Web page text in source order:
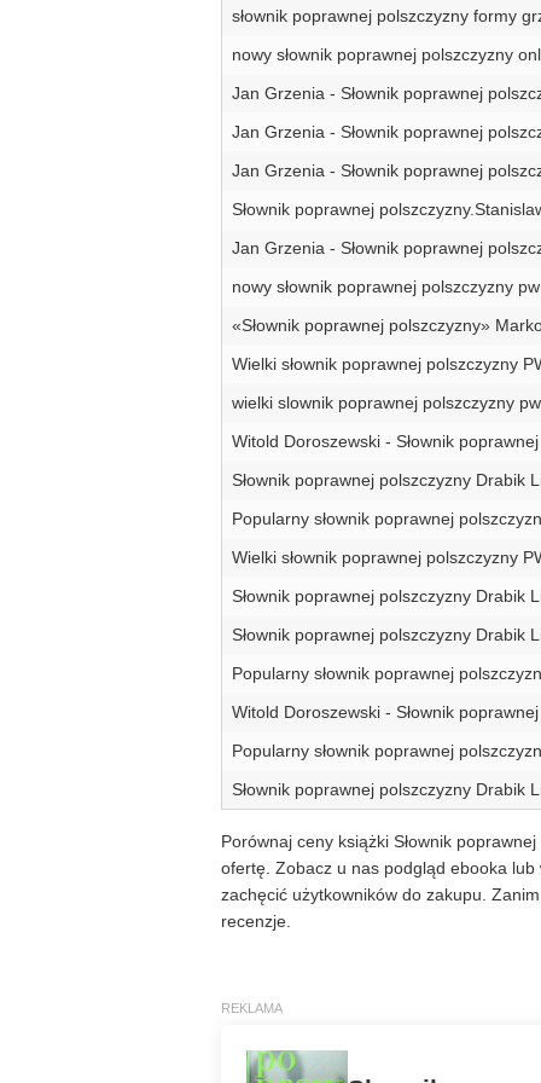
słownik poprawnej polszczyzny formy
nowy słownik poprawnej polszczyzny
Jan Grzenia - Słownik poprawnej
Jan Grzenia - Słownik poprawnej
Jan Grzenia - Słownik poprawnej
Słownik poprawnej
Jan Grzenia - Słownik poprawnej
nowy słownik poprawnej polszczyzny
«Słownik poprawnej polszczyzny»
Wielki słownik poprawnej polszczyzny
wielki slownik poprawnej polszczyzny
Witold Doroszewski - Słownik
Słownik poprawnej polszczyzny Drabik
Popularny słownik poprawnej
Wielki słownik poprawnej polszczyzny
Słownik poprawnej polszczyzny Drabik
Słownik poprawnej polszczyzny Drabik
Popularny słownik poprawnej
Witold Doroszewski - Słownik
Popularny słownik poprawnej
Słownik poprawnej polszczyzny Drabik
Porównaj ceny książki Słownik
ofertę. Zobacz u nas podgląd ebooka
zachęcić użytkowników do zakupu.
recenzje.